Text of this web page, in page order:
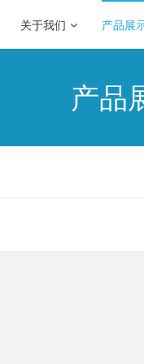
关于我们 产品展
产品